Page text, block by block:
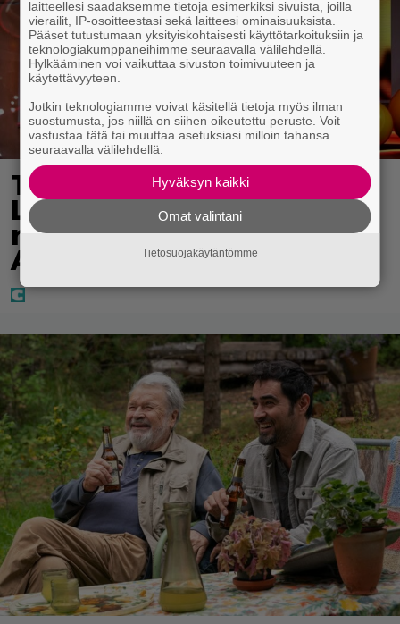
Täällä pelattiin lauantain
Loton ja Jokerin isot
rahat – Tokmannilla,
ABC:lla, netissä…
laitteellesi saadaksemme tietoja esimerkiksi sivuista, joilla
vierailit, IP-osoitteestasi sekä laitteesi ominaisuuksista.
Pääset tutustumaan yksityiskohtaisesti käyttötarkoituksiin ja
teknologiakumppaneihimme seuraavalla välilehdellä.
Hylkääminen voi vaikuttaa sivuston toimivuuteen ja
käytettävyyteen.
Jotkin teknologiamme voivat käsitellä tietoja myös ilman
suostumusta, jos niillä on siihen oikeutettu peruste. Voit
vastustaa tätä tai muuttaa asetuksiasi milloin tahansa
seuraavalla välilehdellä.
Hyväksyn kaikki
Omat valintani
Tietosuojakäytäntömme